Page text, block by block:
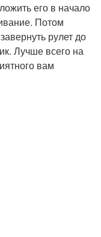
его в начало
Потом
рулет до
Лучше всего на
вам